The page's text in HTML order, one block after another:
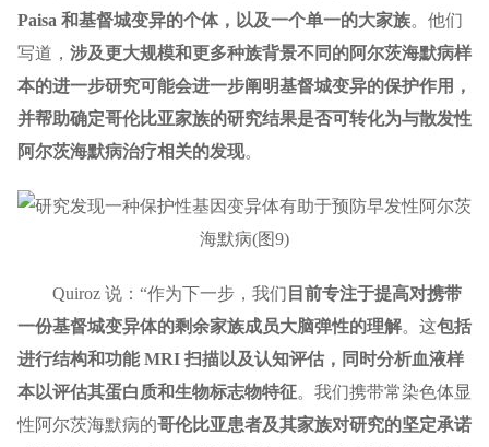
Paisa 和基督城变异的个体，以及一个单一的大家族。他们
写道， 涉及更大规模和更多种族背景不同的阿尔茨海默病样
本的进一步研究可能会进一步阐明基督城变异的保护作用，
并帮助确定哥伦比亚家族的研究结果是否可转化为与散发性
阿尔茨海默病治疗相关的发现。
Quiroz 说：“作为下一步，我们 目前专注于提高对携带
一份基督城变异体的剩余家族成员大脑弹性的理解。这包括
进行结构和功能 MRI 扫描以及认知评估，同时分析血液样
本以评估其蛋白质和生物标志物特征。我们携带常染色体显
性阿尔茨海默病的哥伦比亚患者及其家族对研究的坚定承诺